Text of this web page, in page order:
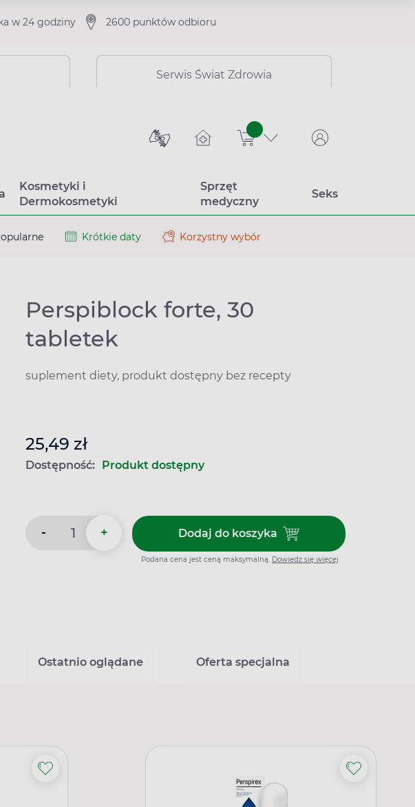
w 24 godziny 2600 punktów odbioru
Serwis Świat Zdrowia
sztuk
Kosmetyki i
Dermokosmetyki
Sprzęt
medyczny
Seks
Krótkie daty Korzystny wybór
Perspiblock forte, 30
tabletek
suplement diety, produkt dostępny bez recepty
25,49 zł
Dostępność: Produkt dostępny
- + Dodaj do koszykaDodaj do koszyka Perspiblock
Podana cena jest ceną maksymalną. Dowiedz się więcej
Ostatnio oglądane Oferta specjalna